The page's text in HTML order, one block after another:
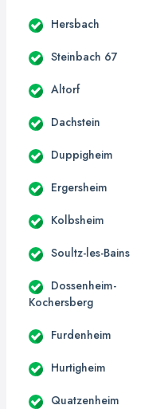
Hersbach
Steinbach 67
Altorf
Dachstein
Duppigheim
Ergersheim
Kolbsheim
Soultz-les-Bains
Dossenheim-
Kochersberg
Furdenheim
Hurtigheim
Quatzenheim